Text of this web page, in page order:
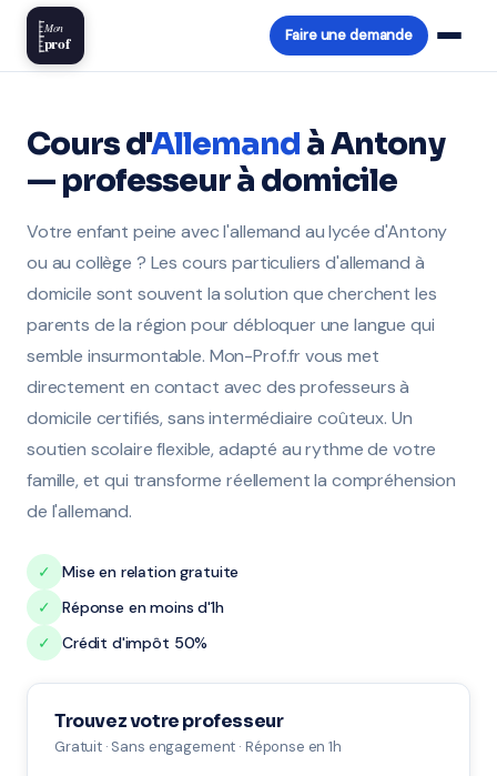
Mon
prof Faire une demande
Cours d'Allemand à Antony
— professeur à domicile
Votre enfant peine avec l'allemand au lycée d'Antony
ou au collège ? Les cours particuliers d'allemand à
domicile sont souvent la solution que cherchent les
parents de la région pour débloquer une langue qui
semble insurmontable. Mon-Prof.fr vous met
directement en contact avec des professeurs à
domicile certifiés, sans intermédiaire coûteux. Un
soutien scolaire flexible, adapté au rythme de votre
famille, et qui transforme réellement la compréhension
de l'allemand.
✓
Mise en relation gratuite
✓
Réponse en moins d'1h
✓
Crédit d'impôt 50%
Trouvez votre professeur
Gratuit · Sans engagement · Réponse en 1h